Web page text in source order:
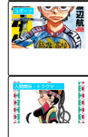
スポーツ
人間関係・トラウマ解析